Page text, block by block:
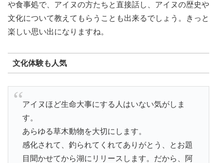
や食事処で、アイヌの方たちと直接話し、アイヌの歴史や
文化について教えてもらうことも出来るでしょう。きっと
楽しい思い出になりますね。
文化体験も人気
アイヌほど生命大事にする人はいない気がしま
す。
あらゆる草木動物を大切にします。
感化されて、釣られてくれてありがとう、とお題
目聞かせてから湖にリリースします。だから、阿